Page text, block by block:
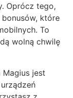
Oprócz tego,
które
To
wolną chwilę
jest